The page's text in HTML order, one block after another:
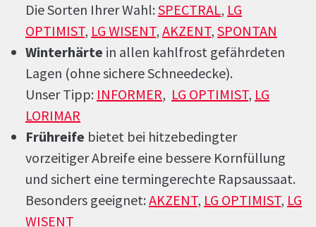
Die Sorten Ihrer Wahl: SPECTRAL, LG
OPTIMIST, LG WISENT, AKZENT, SPONTAN
Winterhärte in allen kahlfrost gefährdeten
Lagen (ohne sichere Schneedecke).
Unser Tipp: INFORMER, LG OPTIMIST, LG
LORIMAR
Frühreife bietet bei hitzebedingter
vorzeitiger Abreife eine bessere Kornfüllung
und sichert eine termingerechte Rapsaussaat.
Besonders geeignet: AKZENT, LG OPTIMIST, LG
WISENT